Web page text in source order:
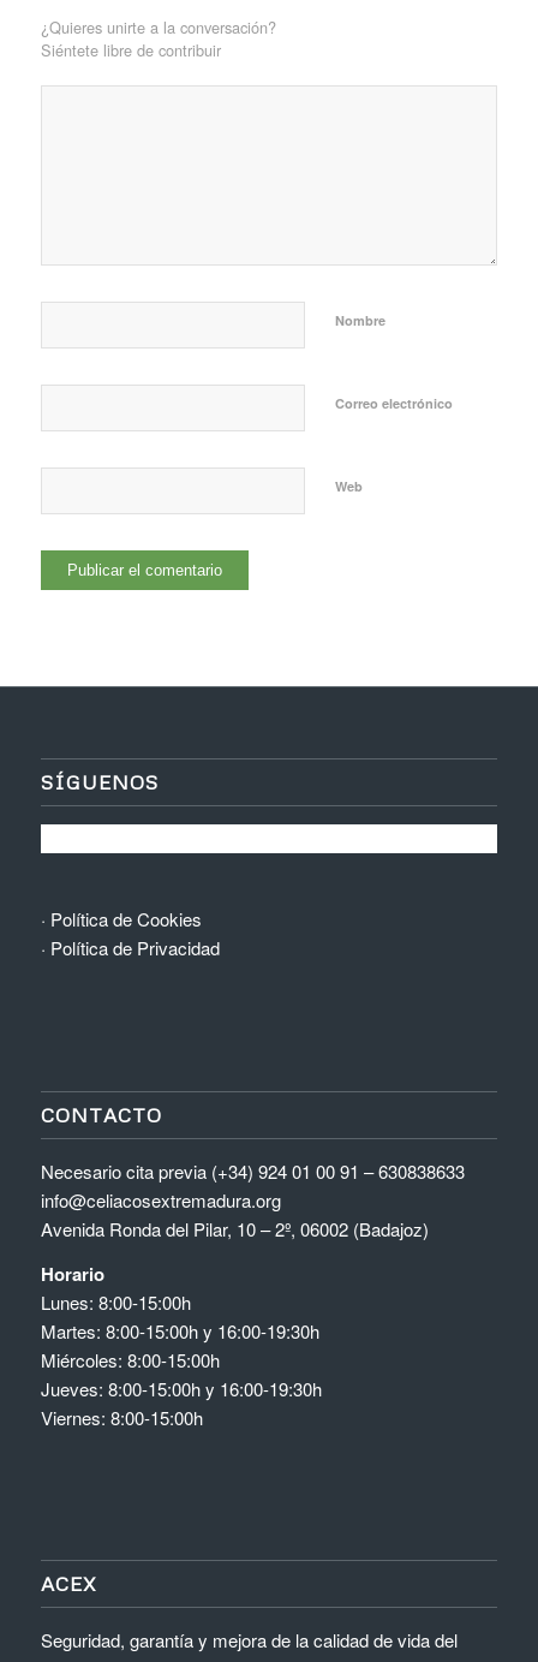
¿Quieres unirte a la conversación?
Siéntete libre de contribuir
Nombre
Correo electrónico
Web
SÍGUENOS
· Política de Cookies
· Política de Privacidad
CONTACTO
Necesario cita previa (+34) 924 01 00 91 – 630838633
info@celiacosextremadura.org
Avenida Ronda del Pilar, 10 – 2º, 06002 (Badajoz)
Horario
Lunes: 8:00-15:00h
Martes: 8:00-15:00h y 16:00-19:30h
Miércoles: 8:00-15:00h
Jueves: 8:00-15:00h y 16:00-19:30h
Viernes: 8:00-15:00h
ACEX
Seguridad, garantía y mejora de la calidad de vida del